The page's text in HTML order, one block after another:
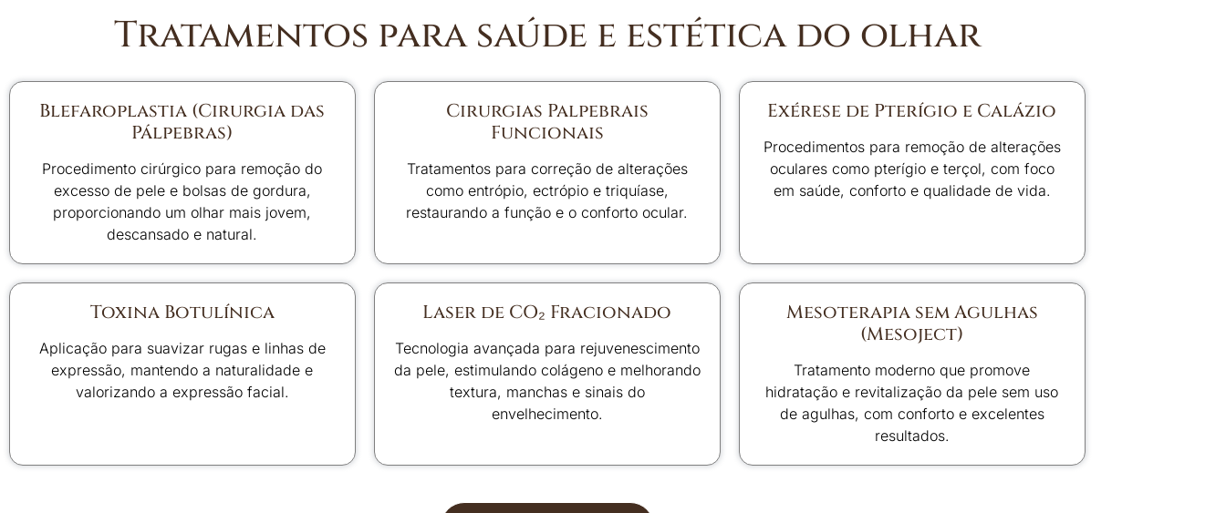
Tratamentos para saúde e estética do olhar
Blefaroplastia (Cirurgia das
Pálpebras)
Procedimento cirúrgico para remoção do
excesso de pele e bolsas de gordura,
proporcionando um olhar mais jovem,
descansado e natural.
Cirurgias Palpebrais
Funcionais
Tratamentos para correção de alterações
como entrópio, ectrópio e triquíase,
restaurando a função e o conforto ocular.
Exérese de Pterígio e Calázio
Procedimentos para remoção de alterações
oculares como pterígio e terçol, com foco
em saúde, conforto e qualidade de vida.
Toxina Botulínica
Aplicação para suavizar rugas e linhas de
expressão, mantendo a naturalidade e
valorizando a expressão facial.
Laser de CO₂ Fracionado
Tecnologia avançada para rejuvenescimento
da pele, estimulando colágeno e melhorando
textura, manchas e sinais do
envelhecimento.
Mesoterapia sem Agulhas
(Mesoject)
Tratamento moderno que promove
hidratação e revitalização da pele sem uso
de agulhas, com conforto e excelentes
resultados.